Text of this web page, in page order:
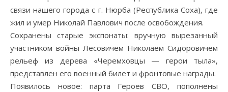
связи нашего города с г. Нюрба (Республика Соха), где
жил и умер Николай Павлович после освобождения.
Сохранены старые экспонаты: вручную вырезанный
участником войны Лесовичем Николаем Сидоровичем
рельеф из дерева «Черемховцы — герои тыла»,
представлен его военный билет и фронтовые награды.
Появилось новое: парта Героев СВО, пополнены